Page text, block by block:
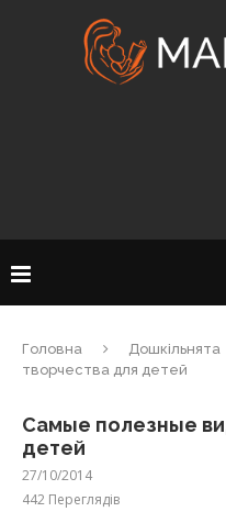
Головна Дошкільнята
творчества для детей
Самые полезные
детей
27/10/2014
442 Переглядів